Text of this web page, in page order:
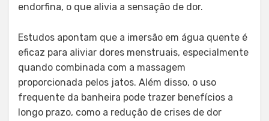
endorfina, o que alivia a sensação de dor.
Estudos apontam que a imersão em água quente é
eficaz para aliviar dores menstruais, especialmente
quando combinada com a massagem
proporcionada pelos jatos. Além disso, o uso
frequente da banheira pode trazer benefícios a
longo prazo, como a redução de crises de dor